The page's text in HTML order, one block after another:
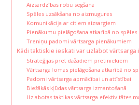
Aizsardzības robu segšana
Spēles uzsākšana no aizmugures
Komunikācija ar citiem aizsargiem
Pienākumu pielāgošana atkarībā no spēles
Treniņu padomi vārtsarga pienākumiem
Kādi taktiskie ieskati var uzlabot vārtsarga
Stratēģijas pret dažādiem pretiniekiem
Vārtsarga lomas pielāgošana atkarībā no
Padomi vārtsarga apmācībai un attīstībai
Biežākās kļūdas vārtsarga izmantošanā
Uzlabotas taktikas vārtsarga efektivitātes